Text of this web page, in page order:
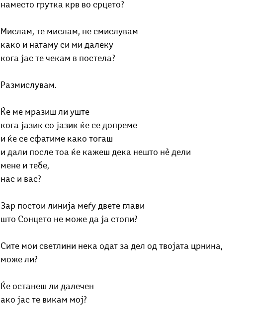
наместо грутка крв во срцето?
Мислам, те мислам, не смислувам
како и натаму си ми далеку
кога јас те чекам в постела?
Размислувам.
Ќе ме мразиш ли уште
кога јазик со јазик ќе се допреме
и ќе се сфатиме како тогаш
и дали после тоа ќе кажеш дека нешто нѐ дели
мене и тебе,
нас и вас?
Зар постои линија меѓу двете глави
што Сонцето не може да ја стопи?
Сите мои светлини нека одат за дел од твојата црнина,
може ли?
Ќе останеш ли далечен
ако јас те викам мој?